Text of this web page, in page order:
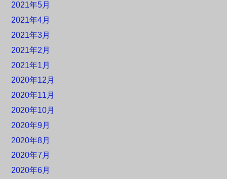
2021年5月
2021年4月
2021年3月
2021年2月
2021年1月
2020年12月
2020年11月
2020年10月
2020年9月
2020年8月
2020年7月
2020年6月